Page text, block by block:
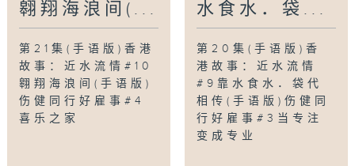
翱翔海浪间(...
第21集(手语版)香港
故事：近水流情#10
翱翔海浪间(手语版)
伤健同行好雇事#4
喜乐之家
水食水．袋...
第20集(手语版)香
港故事：近水流情
#9靠水食水．袋代
相传(手语版)伤健同
行好雇事#3当专注
变成专业